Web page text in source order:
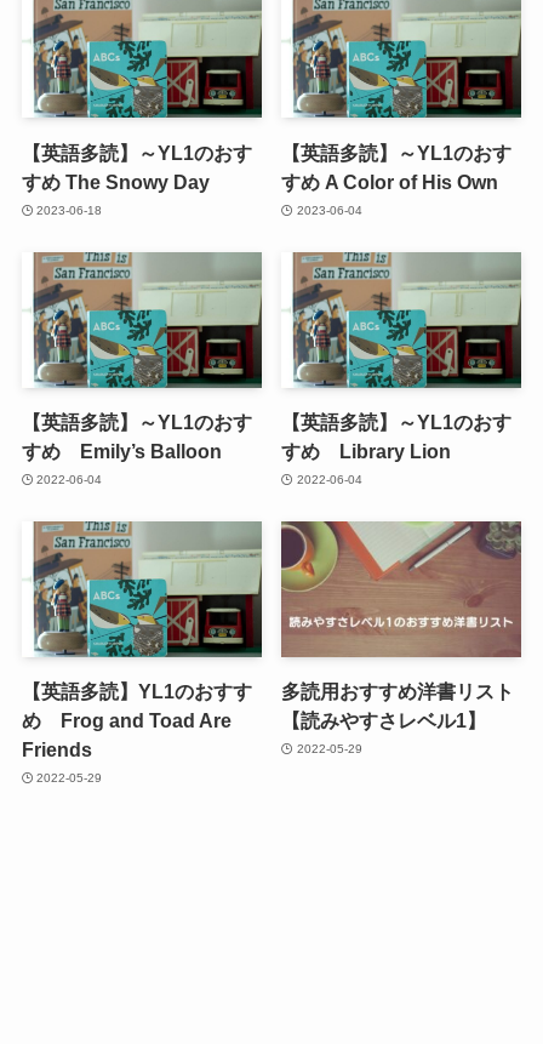
【英語多読】～YL1のおす
すめ The Snowy Day
2023-06-18
【英語多読】～YL1のおす
すめ A Color of His Own
2023-06-04
【英語多読】～YL1のおす
すめ Emily’s Balloon
2022-06-04
【英語多読】～YL1のおす
すめ Library Lion
2022-06-04
【英語多読】YL1のおすす
め Frog and Toad Are
Friends
2022-05-29
多読用おすすめ洋書リスト
【読みやすさレベル1】
2022-05-29